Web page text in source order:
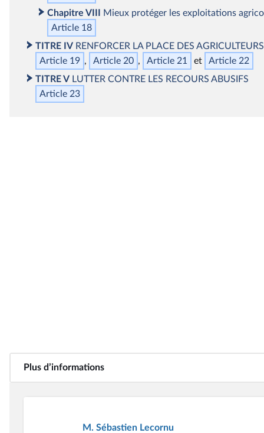
Chapitre VIII
Mieux protéger les exploitations
Article 18
TITRE IV RENFORCER LA PLACE DES
Article 19
Article 20 Article 21
Article 22
TITRE V LUTTER CONTRE LES RECOURS ABUSIFS
Article 23
Plus d’informations
M. Sébastien Lecornu